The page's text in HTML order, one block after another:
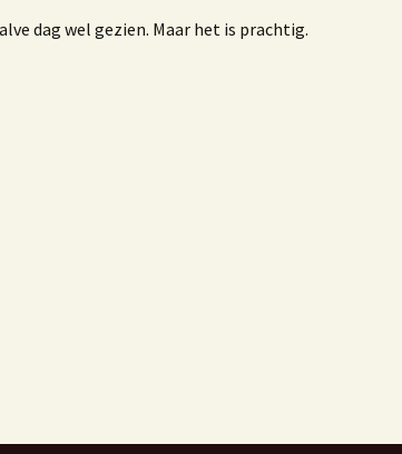
al 75
Geluk
dag wel gezien. Maar het is prachtig.